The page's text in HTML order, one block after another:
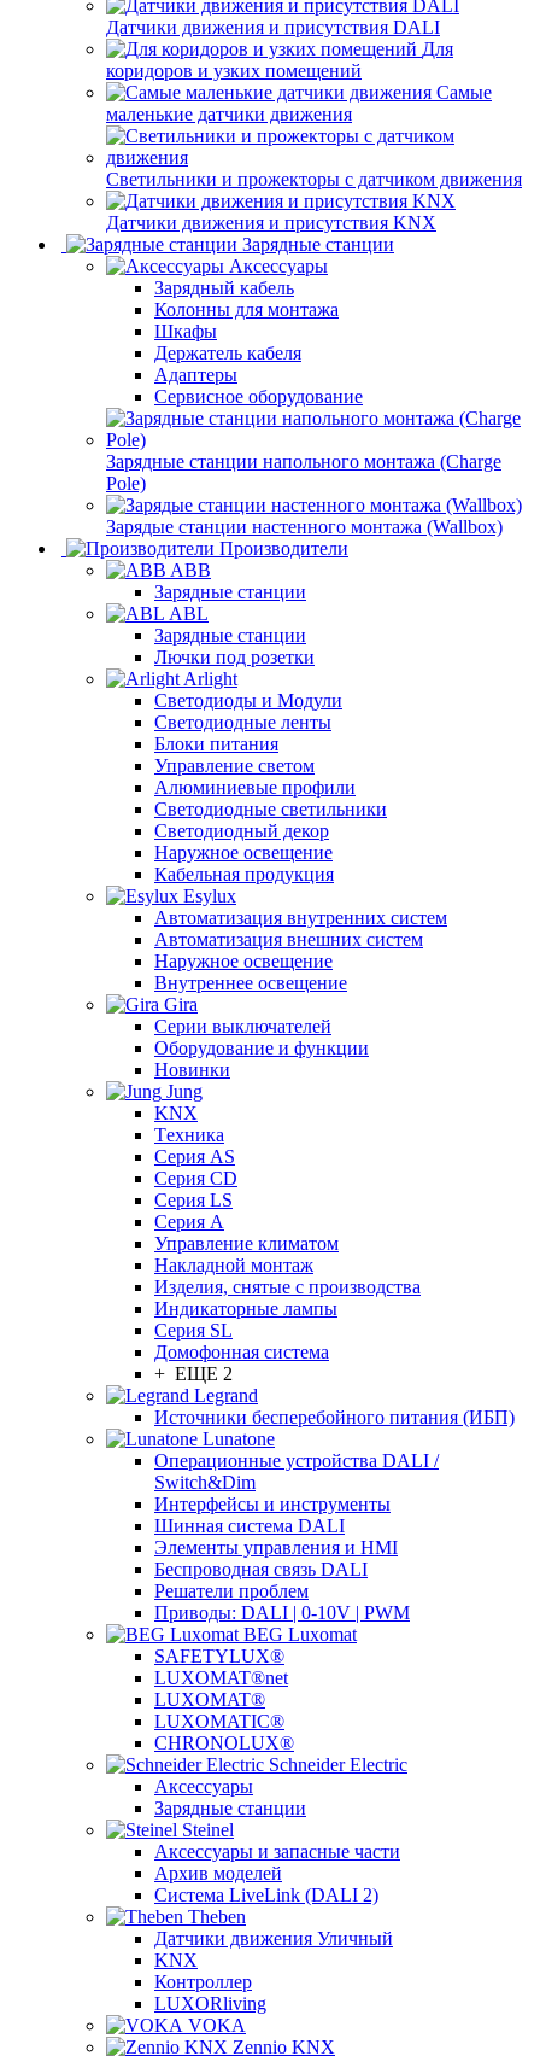
Датчики движения и присутствия DALI
Для
коридоров и узких помещений
Самые
маленькие датчики движения
Светильники и прожекторы с датчиком движения
Датчики движения и присутствия KNX
Зарядные станции
Аксессуары
Зарядный кабель
Колонны для монтажа
Шкафы
Держатель кабеля
Адаптеры
Сервисное оборудование
Зарядные станции напольного монтажа (Charge
Pole)
Зарядые станции настенного монтажа (Wallbox)
Производители
ABB
Зарядные станции
ABL
Зарядные станции
Лючки под розетки
Arlight
Светодиоды и Модули
Светодиодные ленты
Блоки питания
Управление светом
Алюминиевые профили
Светодиодные светильники
Светодиодный декор
Наружное освещение
Кабельная продукция
Esylux
Автоматизация внутренних систем
Автоматизация внешних систем
Наружное освещение
Внутреннее освещение
Gira
Серии выключателей
Оборудование и функции
Новинки
Jung
KNX
Tехника
Серия AS
Серия CD
Серия LS
Серия A
Управление климатом
Накладной монтаж
Изделия, снятые с производства
Индикаторные лампы
Серия SL
Домофонная система
+ ЕЩЕ 2
Legrand
Источники бесперебойного питания (ИБП)
Lunatone
Операционные устройства DALI /
Switch&Dim
Интерфейсы и инструменты
Шинная система DALI
Элементы управления и HMI
Беспроводная связь DALI
Решатели проблем
Приводы: DALI | 0-10V | PWM
BEG Luxomat
SAFETYLUX®
LUXOMAT®net
LUXOMAT®
LUXOMATIC®
CHRONOLUX®
Schneider Electric
Аксессуары
Зарядные станции
Steinel
Аксессуары и запасные части
Архив моделей
Система LiveLink (DALI 2)
Theben
Датчики движения Уличный
KNX
Контроллер
LUXORliving
VOKA
Zennio KNX